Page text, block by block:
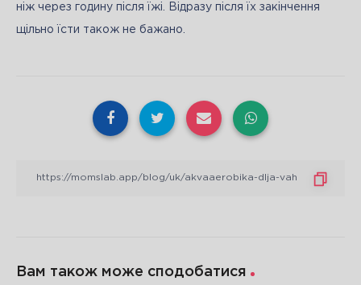
ніж через годину після їжі. Відразу після їх закінчення
щільно їсти також не бажано.
Вам також може сподобатися